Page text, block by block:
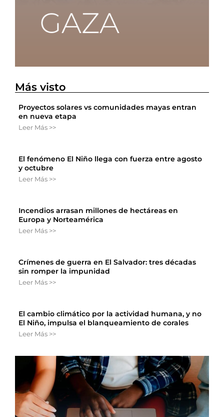
Más visto
Proyectos solares vs comunidades mayas entran
en nueva etapa
Leer Más >>
El fenómeno El Niño llega con fuerza entre agosto
y octubre
Leer Más >>
Incendios arrasan millones de hectáreas en
Europa y Norteamérica
Leer Más >>
Crímenes de guerra en El Salvador: tres décadas
sin romper la impunidad
Leer Más >>
El cambio climático por la actividad humana, y no
El Niño, impulsa el blanqueamiento de corales
Leer Más >>